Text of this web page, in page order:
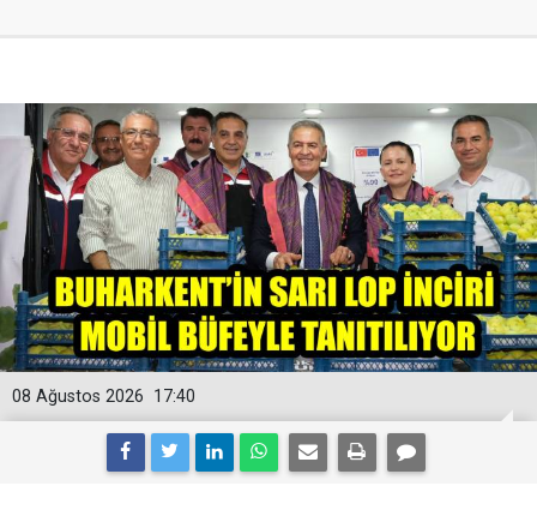
17:40
08 Ağustos 2026